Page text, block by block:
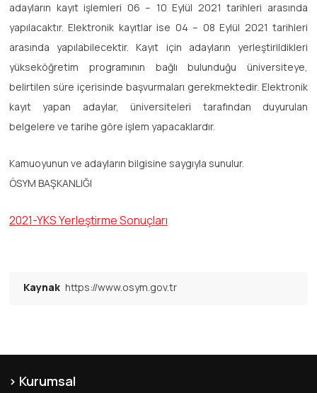
adayların kayıt işlemleri 06 – 10 Eylül 2021 tarihleri arasında
yapılacaktır. Elektronik kayıtlar ise 04 – 08 Eylül 2021 tarihleri
arasında yapılabilecektir. Kayıt için adayların yerleştirildikleri
yükseköğretim programının bağlı bulunduğu üniversiteye,
belirtilen süre içerisinde başvurmaları gerekmektedir. Elektronik
kayıt yapan adaylar, üniversiteleri tarafından duyurulan
belgelere ve tarihe göre işlem yapacaklardır.
Kamuoyunun ve adayların bilgisine saygıyla sunulur.
ÖSYM BAŞKANLIĞI
2021-YKS Yerleştirme Sonuçları
Kaynak https://www.osym.gov.tr
Kurumsal